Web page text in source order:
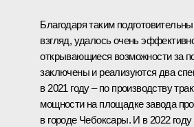
Благодаря таким
взгляд, удалось очень
открывающиеся возможности за
заключены и реализуются два
в 2021 году – по производству
мощности на площадке завода
в городе Чебоксары. И в 2022